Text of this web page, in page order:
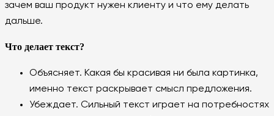
зачем ваш продукт нужен клиенту и что ему делать
дальше.
Что делает текст?
Объясняет. Какая бы красивая ни была картинка,
именно текст раскрывает смысл предложения.
Убеждает. Сильный текст играет на потребностях